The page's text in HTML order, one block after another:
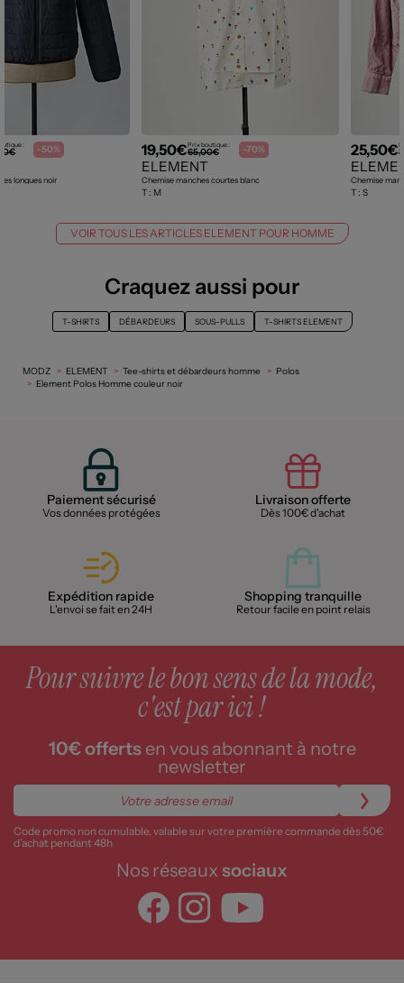
: -50%
longues noir
19,50€Prix boutique :
65,00€ -70%
ELEMENT
Chemise manches courtes blanc
T : M
25,50€
Chemise
T : S
VOIR TOUS LES ARTICLES ELEMENT POUR HOMME
Craquez aussi pour
T-SHIRTS DÉBARDEURS SOUS-PULLS T-SHIRTS ELEMENT
MODZ ELEMENT Tee-shirts et débardeurs homme
Polos
Element Polos Homme couleur noir
Paiement sécurisé
Vos données protégées
Livraison offerte
Dès 100€ d'achat
Expédition rapide
L'envoi se fait en 24H
Shopping tranquille
Retour facile en point relais
Pour suivre le bon sens de la mode,
c'est par ici !
10€ offertsen vous abonnant à notre
newsletter
Code promo non cumulable, valable sur votre première commande dès 50€
d’achat pendant 48h
Nos réseaux sociaux